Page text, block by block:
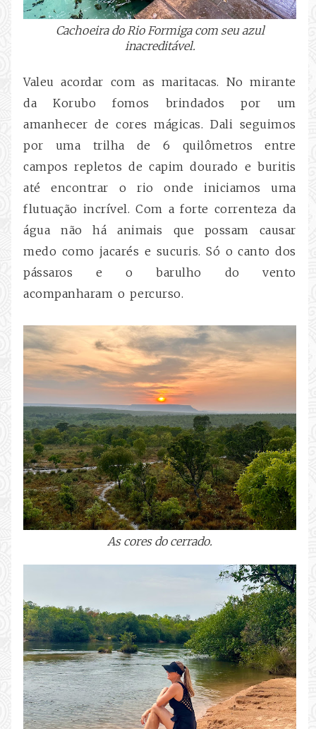
Cachoeira do Rio Formiga com seu azul
inacreditável.
Valeu acordar com as maritacas. No mirante
da Korubo fomos brindados por um
amanhecer de cores mágicas. Dali seguimos
por uma trilha de 6 quilômetros entre
campos repletos de capim dourado e buritis
até encontrar o rio onde iniciamos uma
flutuação incrível. Com a forte correnteza da
água não há animais que possam causar
medo como jacarés e sucuris. Só o canto dos
pássaros e o barulho do vento
acompanharam o percurso.
As cores do cerrado.